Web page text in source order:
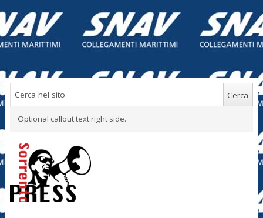
Optional callout text right side.